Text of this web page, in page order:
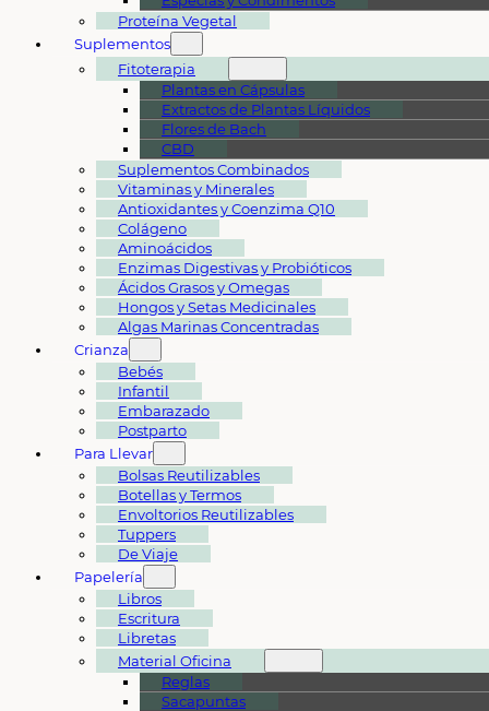
Proteína Vegetal
Suplementos
Fitoterapia
Plantas en Cápsulas
Extractos de Plantas Líquidos
Flores de Bach
CBD
Suplementos Combinados
Vitaminas y Minerales
Antioxidantes y Coenzima Q10
Colágeno
Aminoácidos
Enzimas Digestivas y Probióticos
Ácidos Grasos y Omegas
Hongos y Setas Medicinales
Algas Marinas Concentradas
Crianza
Bebés
Infantil
Embarazado
Postparto
Para Llevar
Bolsas Reutilizables
Botellas y Termos
Envoltorios Reutilizables
Tuppers
De Viaje
Papelería
Libros
Escritura
Libretas
Material Oficina
Reglas
Sacapuntas